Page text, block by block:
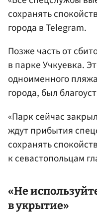
сохранять
города в Telegram.
Позже часть от
в парке Учкуевка.
одноименного
города, был
«Парк сейчас
ждут прибытия
сохранять
к севастопольцам
«Не
в укрытие»